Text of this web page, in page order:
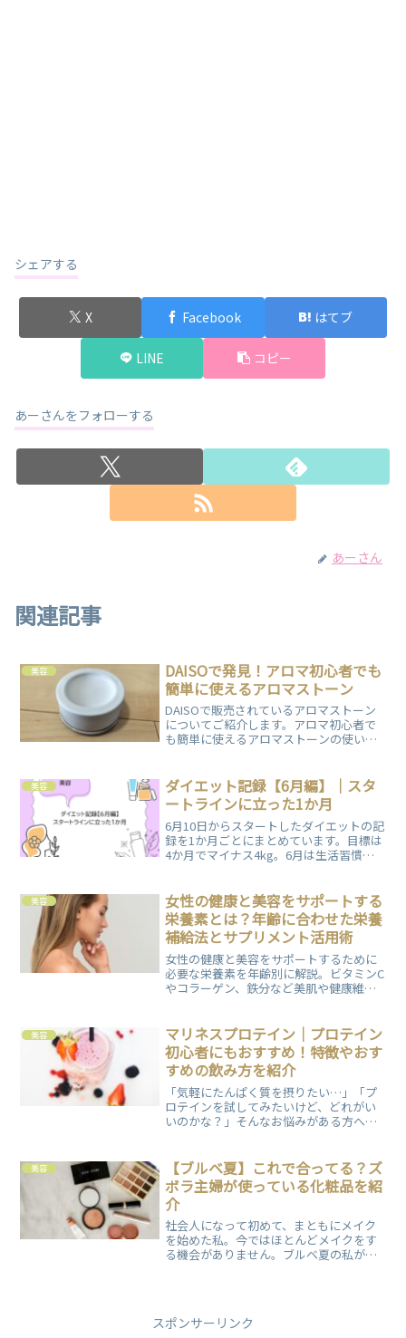
シェアする
X Facebook はてブ
LINE コピー
あーさんをフォローする
あーさん
関連記事
美容
DAISOで発見！アロマ初心者でも
簡単に使えるアロマストーン
DAISOで販売されているアロマストーン
についてご紹介します。アロマ初心者で
も簡単に使えるアロマストーンの使い方
美容
ダイエット記録【6月編】｜スタ
ートラインに立った1か月
6月10日からスタートしたダイエットの記
録を1か月ごとにまとめています。目標は
4か月でマイナス4kg。6月は生活習慣の
美容
女性の健康と美容をサポートする
栄養素とは？年齢に合わせた栄養
補給法とサプリメント活用術
女性の健康と美容をサポートするために
必要な栄養素を年齢別に解説。ビタミンC
やコラーゲン、鉄分など美肌や健康維持
覧ください。
美容
マリネスプロテイン｜プロテイン
初心者にもおすすめ！特徴やおす
すめの飲み方を紹介
「気軽にたんぱく質を摂りたい…」「プ
ロテインを試してみたいけど、どれがい
いのかな？」そんなお悩みがある方へ、
み方について解説していますので、ぜひ
ご覧ください。
美容
【ブルベ夏】これで合ってる？ズ
ボラ主婦が使っている化粧品を紹
介
社会人になって初めて、まともにメイク
を始めた私。今ではほとんどメイクをす
る機会がありません。ブルベ夏の私が、
スポンサーリンク